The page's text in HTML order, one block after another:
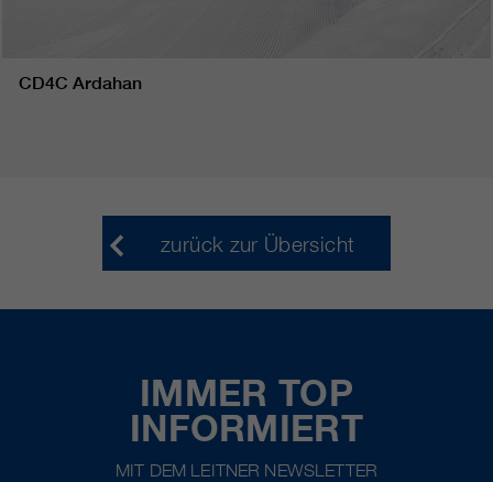
CD4C Ardahan
zurück zur Übersicht
IMMER TOP
INFORMIERT
MIT DEM LEITNER NEWSLETTER